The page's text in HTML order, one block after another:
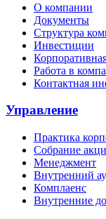
О компании
Документы
Структура
Инвестиции
Работа в
Контактная
Управление
Практика
Собрание
Менеджмент
Внутренний
Комплаенс
Внутренние